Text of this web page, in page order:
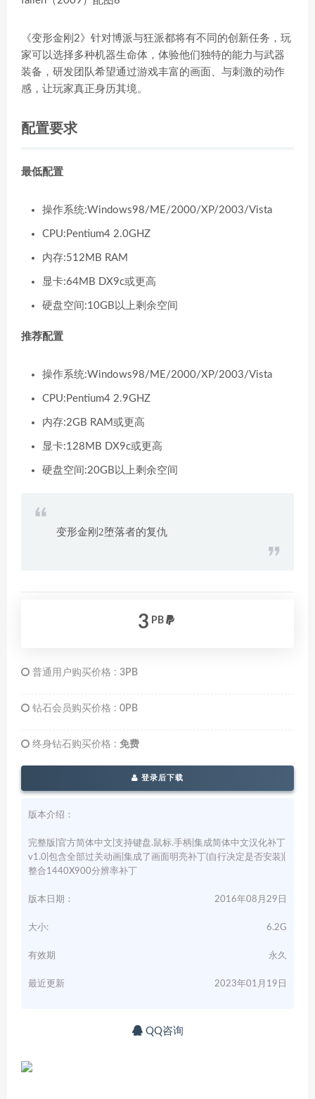
《变形金刚2》针对博派与狂派都将有不同的创新任务，玩
家可以选择多种机器生命体，体验他们独特的能力与武器
装备，研发团队希望通过游戏丰富的画面、与刺激的动作
感，让玩家真正身历其境。
配置要求
最低配置
操作系统:Windows98/ME/2000/XP/2003/Vista
CPU:Pentium4 2.0GHZ
内存:512MB RAM
显卡:64MB DX9c或更高
硬盘空间:10GB以上剩余空间
推荐配置
操作系统:Windows98/ME/2000/XP/2003/Vista
CPU:Pentium4 2.9GHZ
内存:2GB RAM或更高
显卡:128MB DX9c或更高
硬盘空间:20GB以上剩余空间
变形金刚2堕落者的复仇
3 PB
普通用户购买价格 : 3PB
钻石会员购买价格 : 0PB
终身钻石购买价格 : 免费
登录后下载
版本介绍：
完整版|官方简体中文|支持键盘.鼠标.手柄|集成简体中文汉化补丁
v1.0|包含全部过关动画|集成了画面明亮补丁(自行决定是否安装)|
整合1440X900分辨率补丁
版本日期： 2016年08月29日
大小: 6.2G
有效期 永久
最近更新 2023年01月19日
QQ咨询